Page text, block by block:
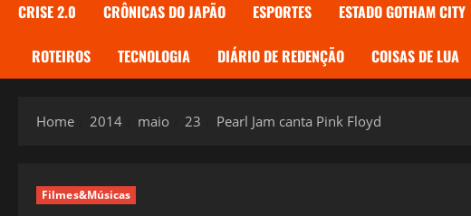
CRISE 2.0 CRÔNICAS DO JAPÃO ESPORTES ESTADO GOTHAM CITY
ROTEIROS TECNOLOGIA DIÁRIO DE REDENÇÃO COISAS DE LUA
Home 2014 maio 23 Pearl Jam canta Pink Floyd
Filmes&Músicas